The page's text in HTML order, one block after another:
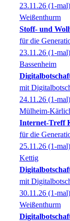
23.11.26 (1-mal)
Weißenthurm
Stoff- und
für die
23.11.26 (1-mal)
Bassenheim
mit
24.11.26 (1-mal)
Mülheim-
Internet-Treff
für die
25.11.26 (1-mal)
Kettig
mit
30.11.26 (1-mal)
Weißenthurm